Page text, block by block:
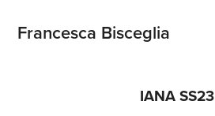
Francesca Bisceglia
IANA SS23